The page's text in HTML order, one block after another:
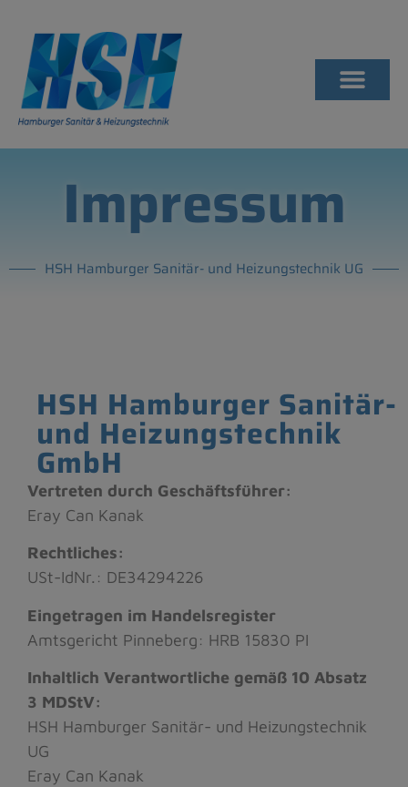
Impressum
HSH Hamburger Sanitär- und Heizungstechnik UG
HSH Hamburger Sanitär-
und Heizungstechnik
GmbH
Vertreten durch Geschäftsführer:
Eray Can Kanak
Rechtliches:
USt-IdNr.: DE34294226
Eingetragen im Handelsregister
Amtsgericht Pinneberg: HRB 15830 PI
Inhaltlich Verantwortliche gemäß 10 Absatz
3 MDStV:
HSH Hamburger Sanitär- und Heizungstechnik
UG
Eray Can Kanak